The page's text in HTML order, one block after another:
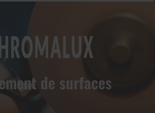
de surfaces